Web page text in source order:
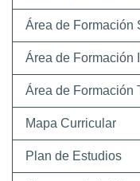
Área de Formación
Área de Formación
Área de Formación
Mapa Curricular
Plan de Estudios